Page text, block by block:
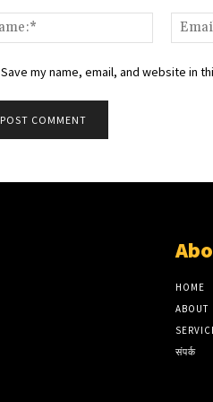
Name:*
Save my name, email, and website in
HOME
ABOUT
संपर्क